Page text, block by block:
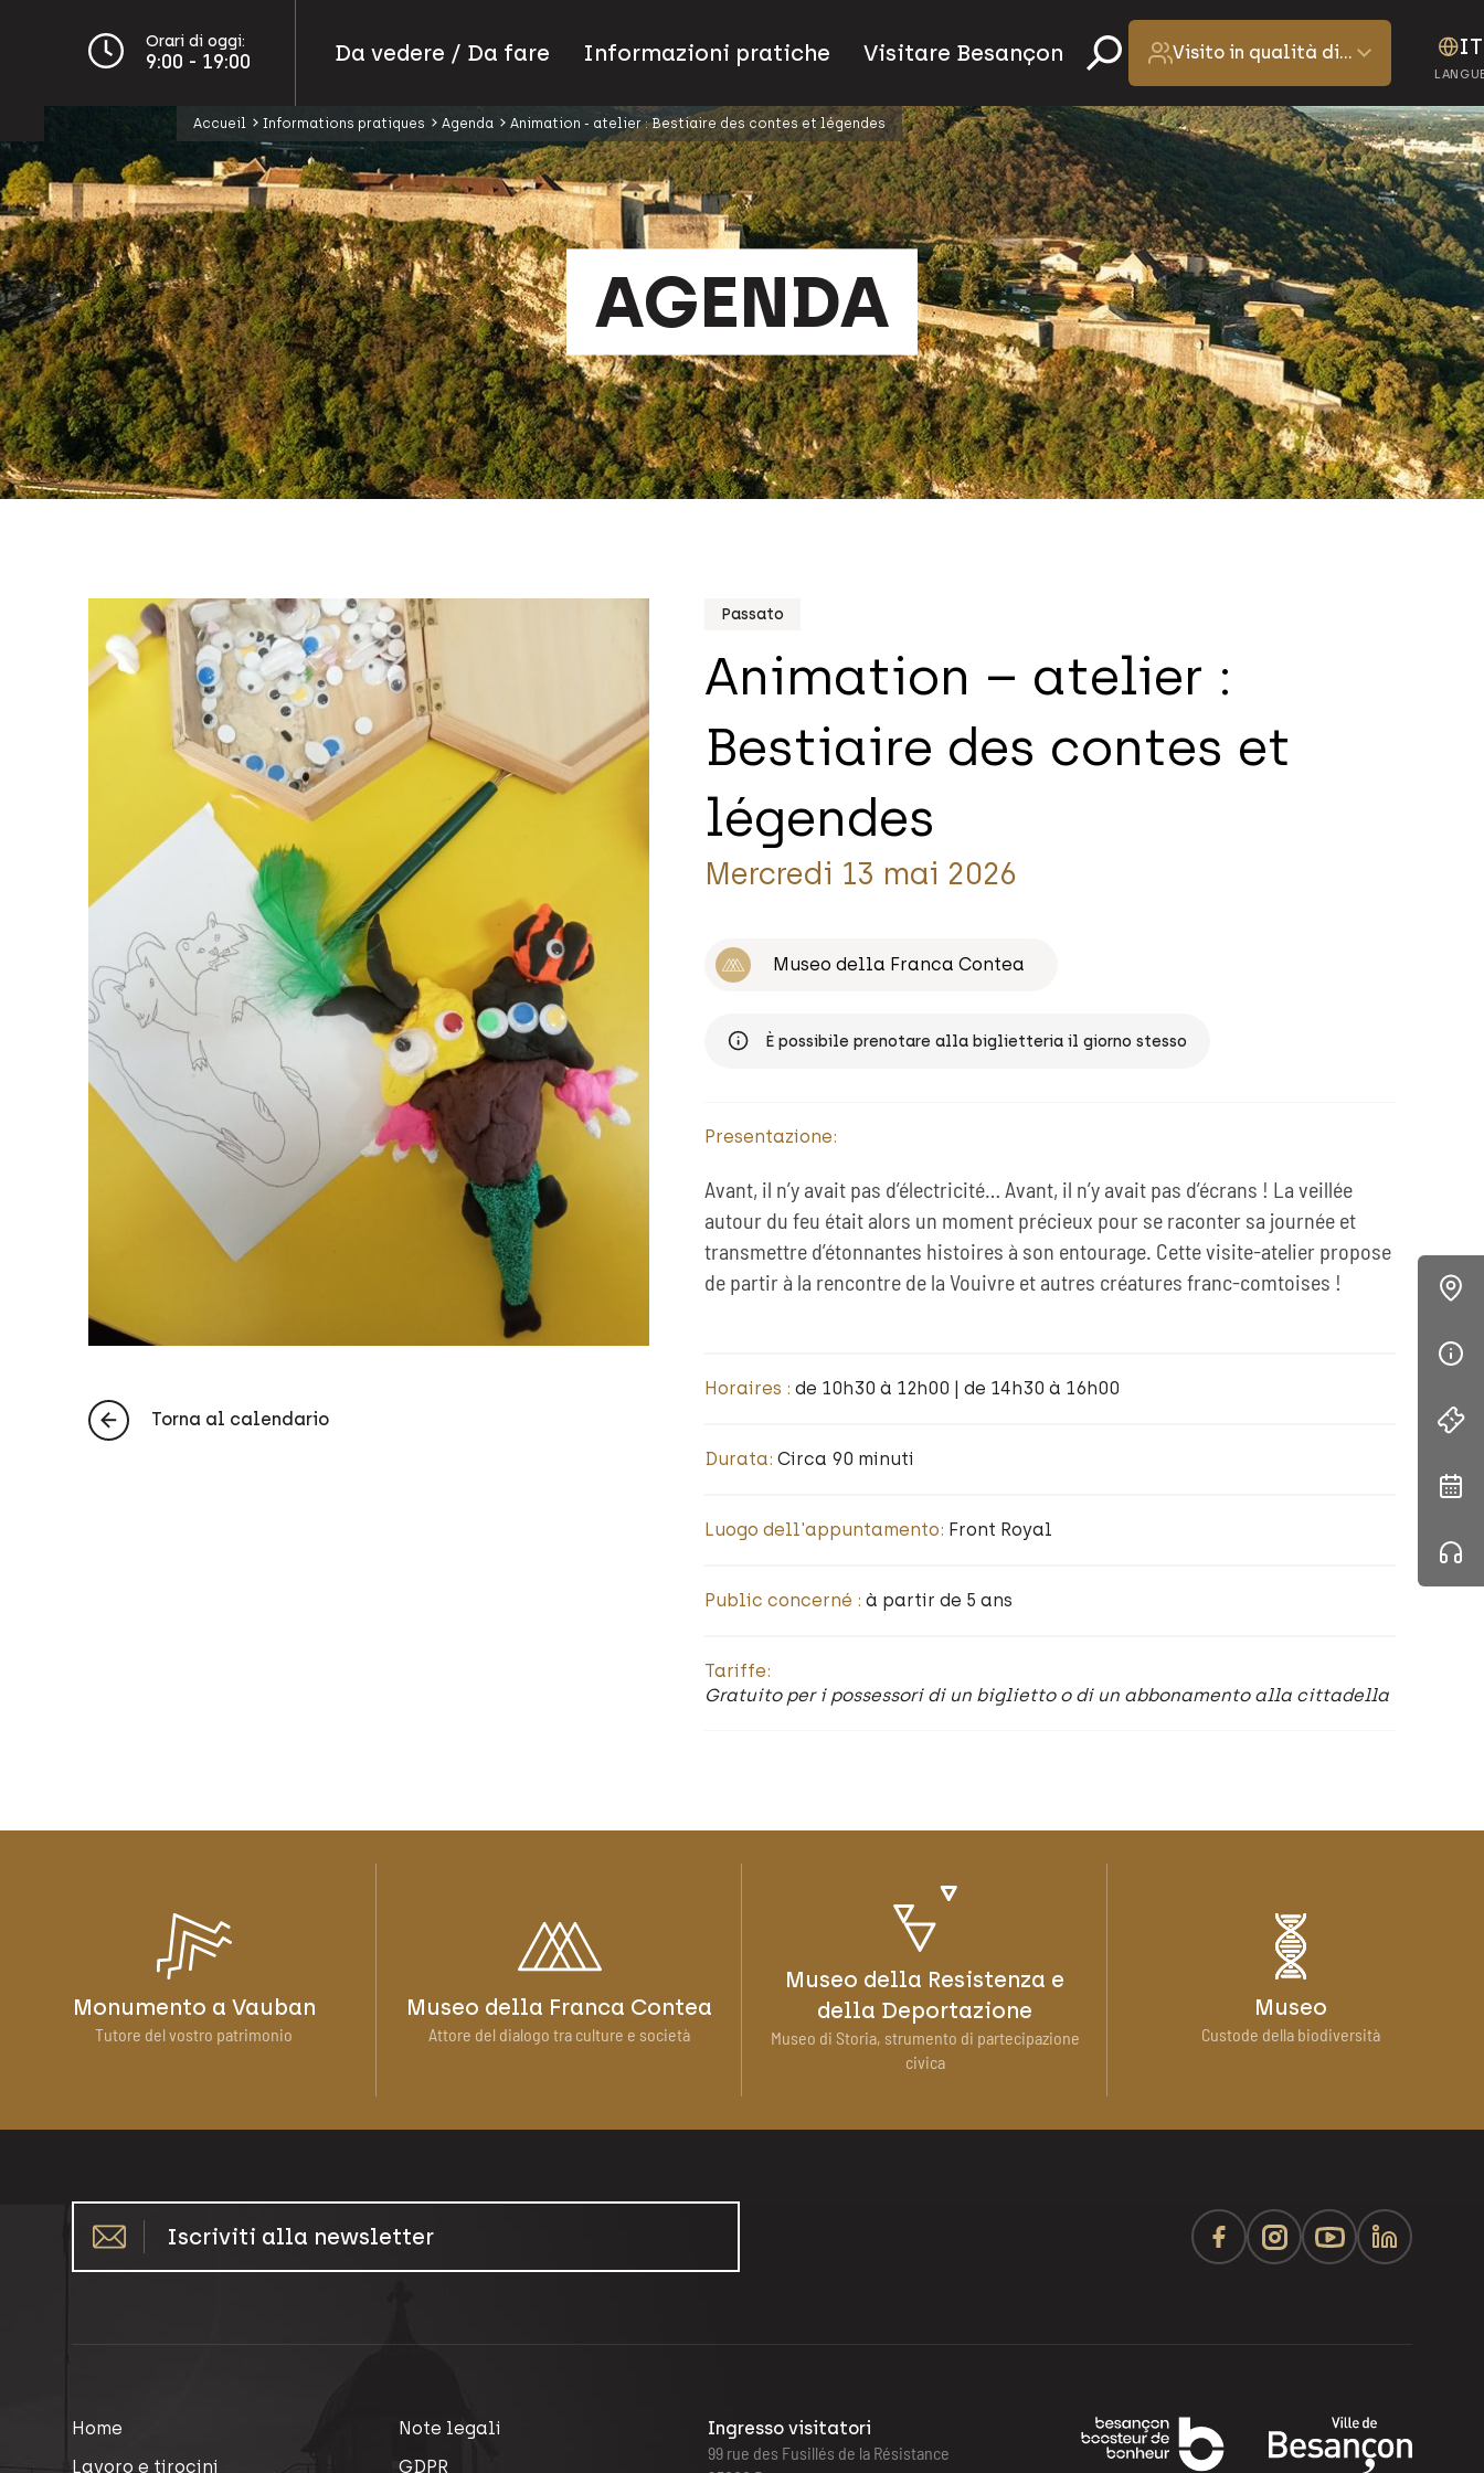
Orari di oggi:
9:00 - 19:00
IT
Da vedere / Da fare Informazioni pratiche Visitare Besançon Visito in qualità di…
Accueil Informations pratiques Agenda Animation - atelier : Bestiaire des contes et légendes
AGENDA
Torna al calendario
Passato
Animation – atelier :
Bestiaire des contes et
légendes
Mercredi 13 mai 2026
Museo della Franca Contea
È possibile prenotare alla biglietteria il giorno stesso
Presentazione:
Avant, il n’y avait pas d’électricité… Avant, il n’y avait pas d’écrans ! La veillée
autour du feu était alors un moment précieux pour se raconter sa journée et
transmettre d’étonnantes histoires à son entourage. Cette visite-atelier propose
de partir à la rencontre de la Vouivre et autres créatures franc-comtoises !
Horaires : de 10h30 à 12h00 | de 14h30 à 16h00
Durata: Circa 90 minuti
Luogo dell'appuntamento: Front Royal
Public concerné : à partir de 5 ans
Tariffe:
Gratuito per i possessori di un biglietto o di un abbonamento alla cittadella
Monumento a Vauban
Tutore del vostro patrimonio
Museo della Franca Contea
Attore del dialogo tra culture e società
Museo della Resistenza e
della Deportazione
Museo di Storia, strumento di partecipazione
civica
Museo
Custode della biodiversità
Iscriviti alla newsletter
Home
Lavoro e tirocini
Note legali
GDPR
Ingresso visitatori
99 rue des Fusillés de la Résistance